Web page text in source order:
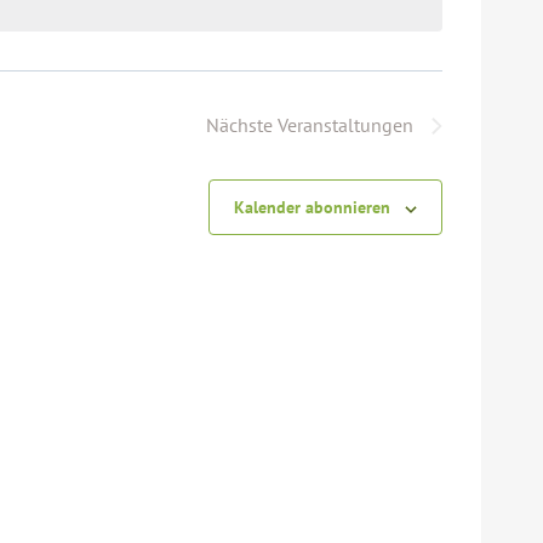
Nächste Veranstaltungen
Kalender abonnieren